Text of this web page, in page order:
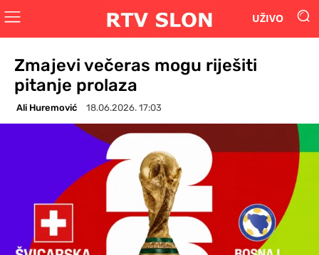
UŽIVO
Zmajevi večeras mogu riješiti
pitanje prolaza
Ali Huremović 18.06.2026. 17:03